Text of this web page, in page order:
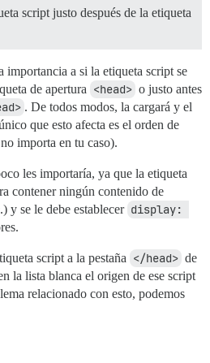
script justo después de la etiqueta
importancia a si la etiqueta script se
de apertura <head> o justo antes
. De todos modos, la cargará y el
que esto afecta es el orden de
importa en tu caso).
les importaría, ya que la etiqueta
contener ningún contenido de
y se le debe establecer display:
script a la pestaña </head> de
la lista blanca el origen de ese script
relacionado con esto, podemos